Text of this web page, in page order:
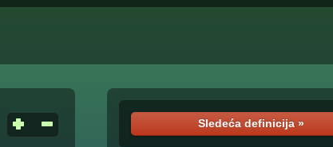
Sledeća definicija »